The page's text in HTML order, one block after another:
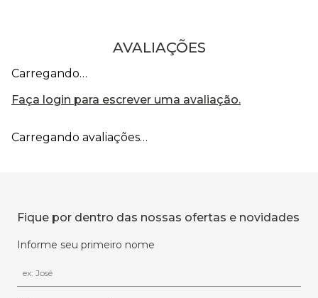
AVALIAÇÕES
Carregando…
Faça login para escrever uma avaliação.
Carregando avaliações…
Fique por dentro das nossas ofertas e novidades
Informe seu primeiro nome